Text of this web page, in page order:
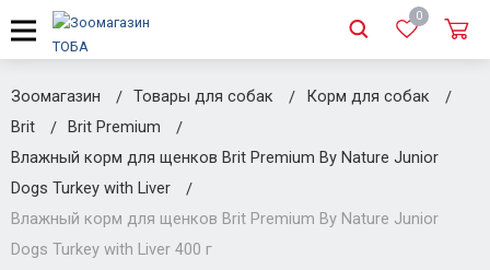
0
Зоомагазин Товары для собак
Корм для собак
Brit
Brit Premium
Влажный корм для щенков Brit Premium By Nature Junior
Dogs Turkey with Liver
Влажный корм для щенков Brit Premium By Nature Junior
Dogs Turkey with Liver 400 г